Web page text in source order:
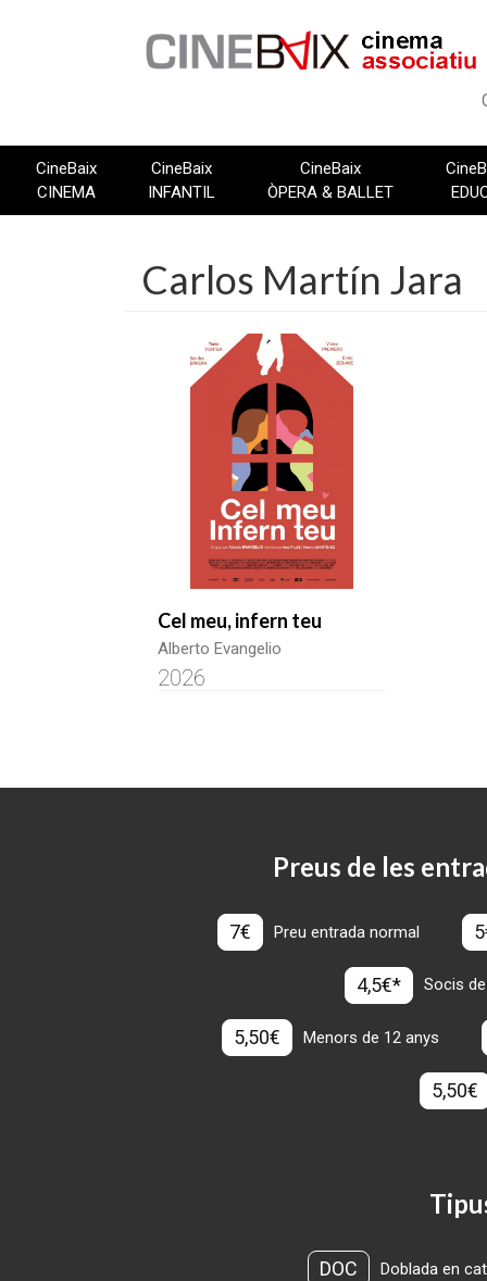
CineBaix
CINEMA
CineBaix
INFANTIL
CineBaix
ÒPERA & BALLET
Carlos Martín Jara
Cel meu, infern teu
Alberto Evangelio
2026
Preus de les
7€ Preu entrada normal
4,5€* Socis
5,50€ Menors de 12 anys
5,50€
DOC Doblada en